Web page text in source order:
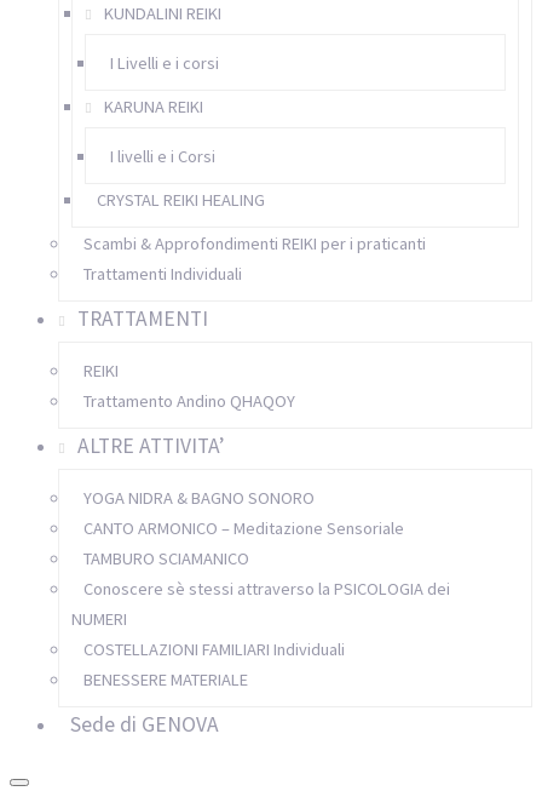
KUNDALINI REIKI
I Livelli e i corsi
KARUNA REIKI
I livelli e i Corsi
CRYSTAL REIKI HEALING
Scambi & Approfondimenti REIKI per i praticanti
Trattamenti Individuali
TRATTAMENTI
REIKI
Trattamento Andino QHAQOY
ALTRE ATTIVITA’
YOGA NIDRA & BAGNO SONORO
CANTO ARMONICO – Meditazione Sensoriale
TAMBURO SCIAMANICO
Conoscere sè stessi attraverso la PSICOLOGIA dei
NUMERI
COSTELLAZIONI FAMILIARI Individuali
BENESSERE MATERIALE
Sede di GENOVA